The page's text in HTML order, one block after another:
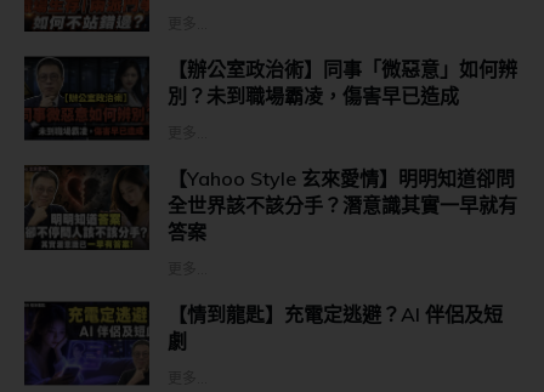
【辦公室政治術】同事「微惡意」如何辨
別？未到職場霸凌，傷害早已造成
【Yahoo Style 玄來愛情】明明知道卻問
全世界該不該分手？潛意識其實一早就有
答案
【情到龍匙】充電定逃避？AI 伴侶及短
劇